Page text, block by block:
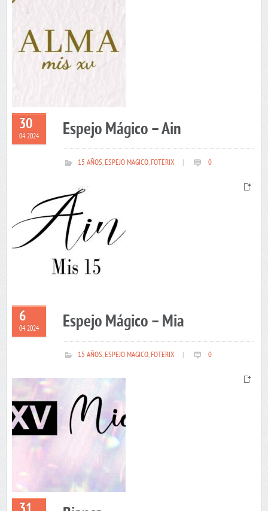
30
04 2024 Espejo Mágico – Ain
15 AÑOS,ESPEJO MAGICO,FOTERIX 0
6
04 2024 Espejo Mágico – Mia
15 AÑOS,ESPEJO MAGICO,FOTERIX 0